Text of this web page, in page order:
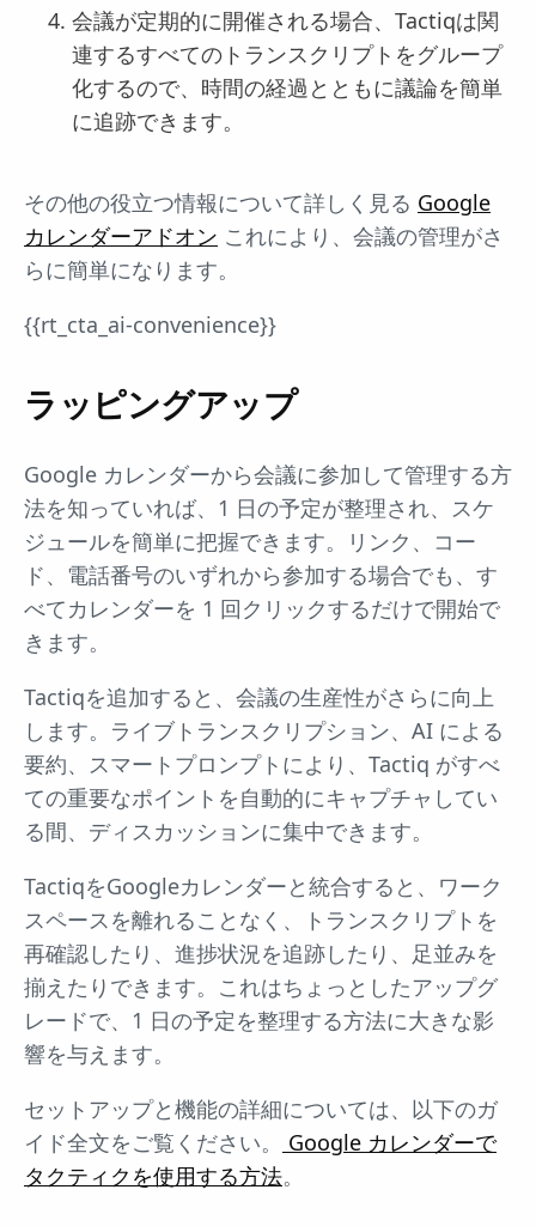
会議が定期的に開催される場合、Tactiqは関
連するすべてのトランスクリプトをグループ
化するので、時間の経過とともに議論を簡単
に追跡できます。
その他の役立つ情報について詳しく見る Google
カレンダーアドオン これにより、会議の管理がさ
らに簡単になります。
{{rt_cta_ai-convenience}}
ラッピングアップ
Google カレンダーから会議に参加して管理する方
法を知っていれば、1 日の予定が整理され、スケ
ジュールを簡単に把握できます。リンク、コー
ド、電話番号のいずれから参加する場合でも、す
べてカレンダーを 1 回クリックするだけで開始で
きます。
Tactiqを追加すると、会議の生産性がさらに向上
します。ライブトランスクリプション、AI による
要約、スマートプロンプトにより、Tactiq がすべ
ての重要なポイントを自動的にキャプチャしてい
る間、ディスカッションに集中できます。
TactiqをGoogleカレンダーと統合すると、ワーク
スペースを離れることなく、トランスクリプトを
再確認したり、進捗状況を追跡したり、足並みを
揃えたりできます。これはちょっとしたアップグ
レードで、1 日の予定を整理する方法に大きな影
響を与えます。
セットアップと機能の詳細については、以下のガ
イド全文をご覧ください。
Google カレンダーで
タクティクを使用する方法。